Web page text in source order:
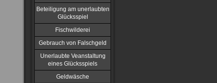
Beteiligung am unerlaubten
Glücksspiel
Fischwilderei
Gebrauch von Falschgeld
Unerlaubte Veanstaltung
eines Glücksspiels
Geldwäsche